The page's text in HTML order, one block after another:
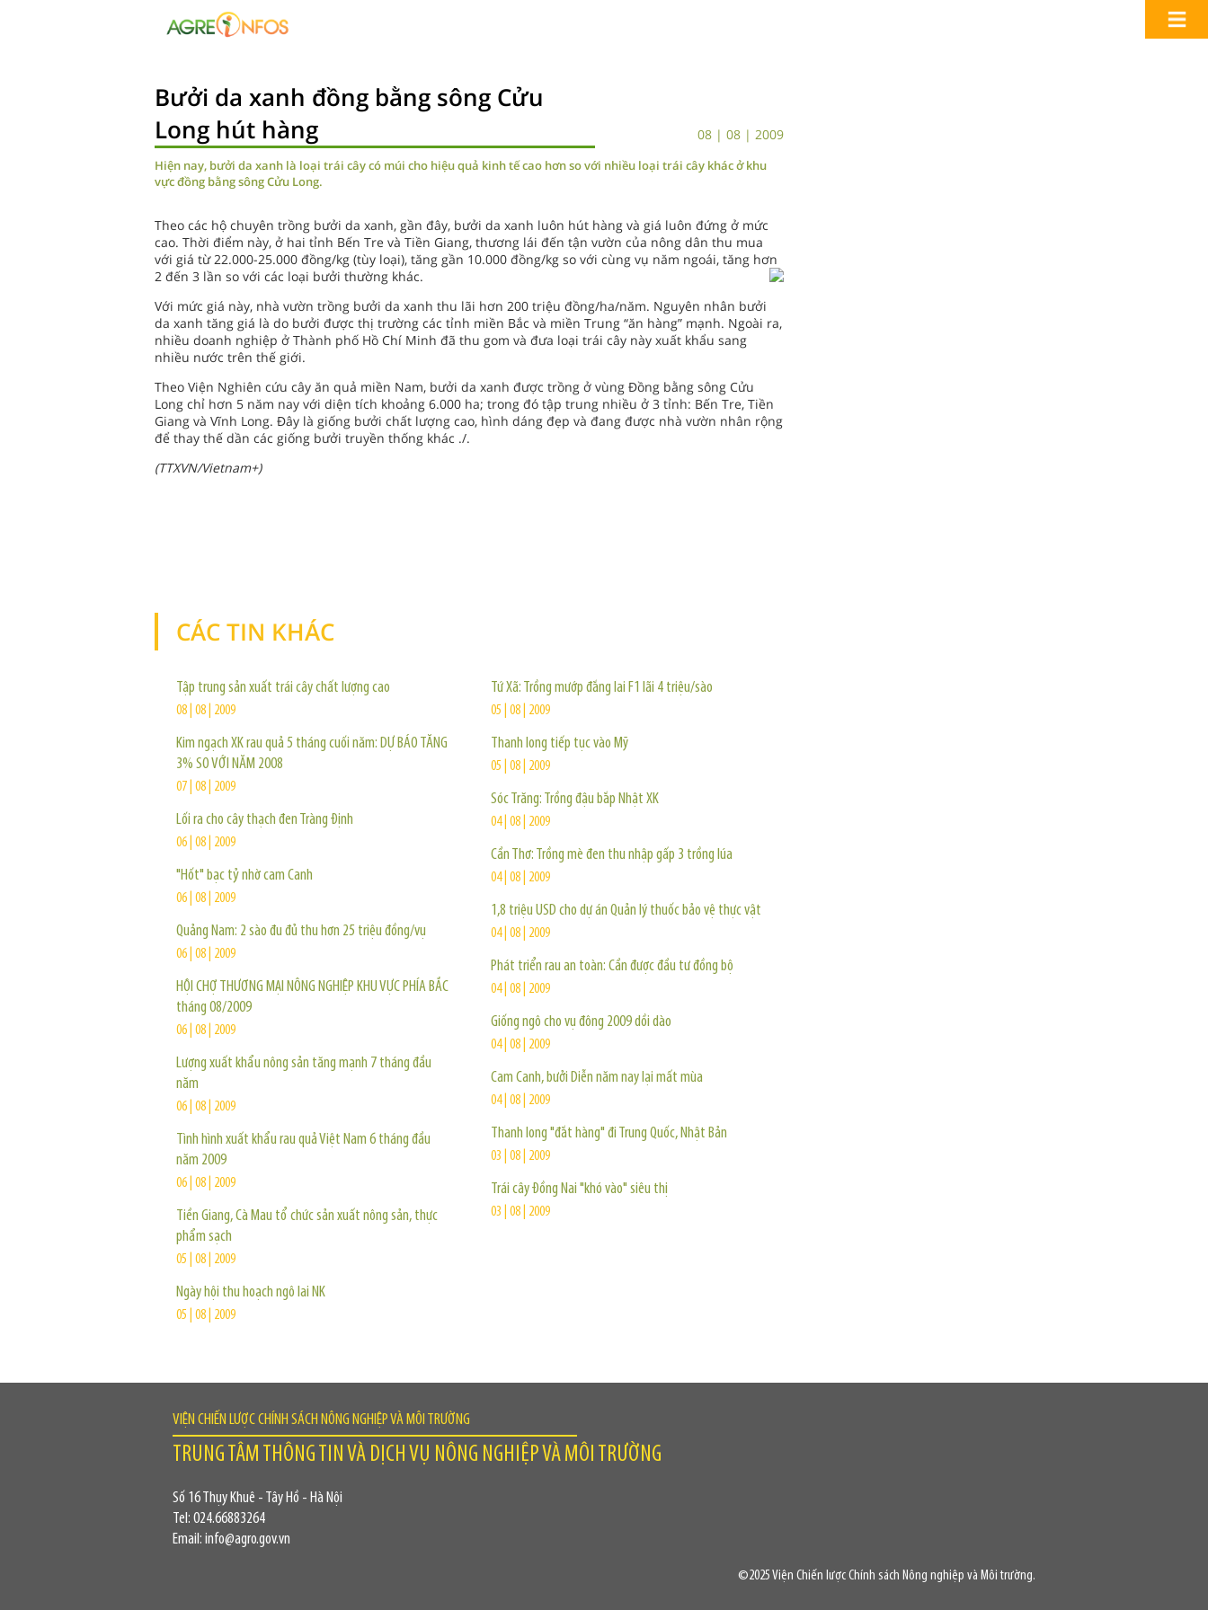
Bưởi da xanh đồng bằng sông Cửu
Long hút hàng
08 | 08 | 2009
Hiện nay, bưởi da xanh là loại trái cây có múi cho hiệu quả kinh tế cao hơn so với nhiều loại trái cây khác ở khu
vực đồng bằng sông Cửu Long.
Theo các hộ chuyên trồng bưởi da xanh, gần đây, bưởi da xanh luôn hút hàng và giá luôn đứng ở mức
cao. Thời điểm này, ở hai tỉnh Bến Tre và Tiền Giang, thương lái đến tận vườn của nông dân thu mua
với giá từ 22.000-25.000 đồng/kg (tùy loại), tăng gần 10.000 đồng/kg so với cùng vụ năm ngoái, tăng hơn
2 đến 3 lần so với các loại bưởi thường khác.
Với mức giá này, nhà vườn trồng bưởi da xanh thu lãi hơn 200 triệu đồng/ha/năm. Nguyên nhân bưởi
da xanh tăng giá là do bưởi được thị trường các tỉnh miền Bắc và miền Trung “ăn hàng” mạnh. Ngoài ra,
nhiều doanh nghiệp ở Thành phố Hồ Chí Minh đã thu gom và đưa loại trái cây này xuất khẩu sang
nhiều nước trên thế giới.
Theo Viện Nghiên cứu cây ăn quả miền Nam, bưởi da xanh được trồng ở vùng Đồng bằng sông Cửu
Long chỉ hơn 5 năm nay với diện tích khoảng 6.000 ha; trong đó tập trung nhiều ở 3 tỉnh: Bến Tre, Tiền
Giang và Vĩnh Long. Đây là giống bưởi chất lượng cao, hình dáng đẹp và đang được nhà vườn nhân rộng
để thay thế dần các giống bưởi truyền thống khác ./.
(TTXVN/Vietnam+)
CÁC TIN KHÁC
Tập trung sản xuất trái cây chất lượng cao
08 | 08 | 2009
Kim ngạch XK rau quả 5 tháng cuối năm: DỰ BÁO TĂNG
3% SO VỚI NĂM 2008
07 | 08 | 2009
Lối ra cho cây thạch đen Tràng Định
06 | 08 | 2009
"Hốt" bạc tỷ nhờ cam Canh
06 | 08 | 2009
Quảng Nam: 2 sào đu đủ thu hơn 25 triệu đồng/vụ
06 | 08 | 2009
HỘI CHỢ THƯƠNG MẠI NÔNG NGHIỆP KHU VỰC PHÍA BẮC
tháng 08/2009
06 | 08 | 2009
Lượng xuất khẩu nông sản tăng mạnh 7 tháng đầu
năm
06 | 08 | 2009
Tình hình xuất khẩu rau quả Việt Nam 6 tháng đầu
năm 2009
06 | 08 | 2009
Tiền Giang, Cà Mau tổ chức sản xuất nông sản, thực
phẩm sạch
05 | 08 | 2009
Ngày hội thu hoạch ngô lai NK
05 | 08 | 2009
Tứ Xã: Trồng mướp đắng lai F1 lãi 4 triệu/sào
05 | 08 | 2009
Thanh long tiếp tục vào Mỹ
05 | 08 | 2009
Sóc Trăng: Trồng đậu bắp Nhật XK
04 | 08 | 2009
Cần Thơ: Trồng mè đen thu nhập gấp 3 trồng lúa
04 | 08 | 2009
1,8 triệu USD cho dự án Quản lý thuốc bảo vệ thực vật
04 | 08 | 2009
Phát triển rau an toàn: Cần được đầu tư đồng bộ
04 | 08 | 2009
Giống ngô cho vụ đông 2009 dồi dào
04 | 08 | 2009
Cam Canh, bưởi Diễn năm nay lại mất mùa
04 | 08 | 2009
Thanh long "đắt hàng" đi Trung Quốc, Nhật Bản
03 | 08 | 2009
Trái cây Đồng Nai "khó vào" siêu thị
03 | 08 | 2009
VIỆN CHIẾN LƯỢC CHÍNH SÁCH NÔNG NGHIỆP VÀ MÔI TRƯỜNG
TRUNG TÂM THÔNG TIN VÀ DỊCH VỤ NÔNG NGHIỆP VÀ MÔI TRƯỜNG
Số 16 Thụy Khuê - Tây Hồ - Hà Nội
Tel: 024.66883264
Email: info@agro.gov.vn
©2025 Viện Chiến lược Chính sách Nông nghiệp và Môi trường.